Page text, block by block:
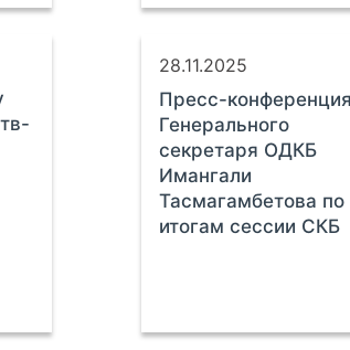
28.11.2025
Пресс-
Генерального
секретаря ОДКБ
Имангали
Тасмагамбетова по
итогам сессии СКБ